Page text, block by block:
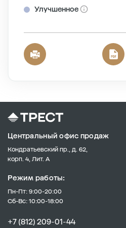
Улучшенное
Центральный офис продаж
Кондратьевский пр., д. 62,
корп. 4, Лит. А
Режим работы:
Пн-Пт: 9:00-20:00
Сб-Вс: 10:00-18:00
+7 (812) 209-01-44